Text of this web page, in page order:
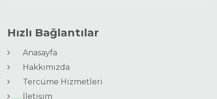
Hızlı Bağlantılar
Anasayfa
Hakkımızda
Tercüme Hizmetleri
İletişim